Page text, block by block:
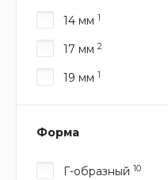
14 мм 1
17 мм 2
19 мм 1
Форма
Г-образный 10